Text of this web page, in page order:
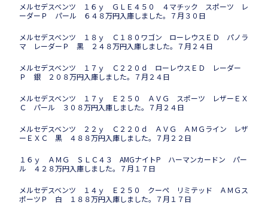
メルセデスベンツ １６ｙ ＧＬＥ４５０ ４マチック スポーツ レ
ーダーＰ パール ６４８万円入庫しました。７月３０日
メルセデスベンツ １８ｙ Ｃ１８０ワゴン ローレウスＥＤ パノラ
マ レーダーＰ 黒 ２４８万円入庫しました。７月２４日
メルセデスベンツ １７ｙ Ｃ２２０ｄ ローレウスＥＤ レーダー
Ｐ 銀 ２０８万円入庫しました。７月２４日
メルセデスベンツ １７ｙ Ｅ２５０ ＡＶＧ スポーツ レザーＥＸ
Ｃ パール ３０８万円入庫しました。７月２４日
メルセデスベンツ ２２ｙ Ｃ２２０ｄ ＡＶＧ ＡＭＧライン レザ
ーＥＸＣ 黒 ４８８万円入庫しました。７月２２日
１６ｙ ＡＭＧ ＳＬＣ４３ AMGナイトP ハーマンカードン パー
ル ４２８万円入庫しました。７月１７日
メルセデスベンツ １４ｙ Ｅ２５０ クーペ リミテッド ＡＭＧス
ポーツＰ 白 １８８万円入庫しました。７月１７日